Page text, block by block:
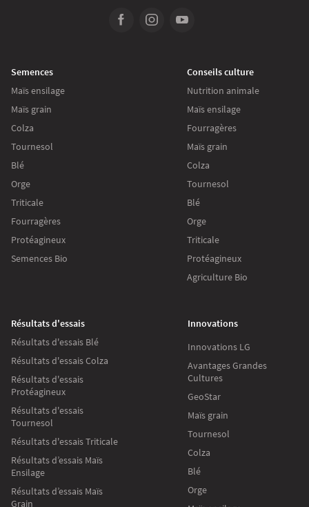
Semences
Maïs ensilage
Maïs grain
Colza
Tournesol
Blé
Orge
Triticale
Fourragères
Protéagineux
Semences Bio
Conseils culture
Nutrition animale
Maïs ensilage
Fourragères
Maïs grain
Colza
Tournesol
Blé
Orge
Triticale
Protéagineux
Agriculture Bio
Résultats d'essais
Résultats d'essais Blé
Résultats d'essais Colza
Résultats d'essais
Protéagineux
Résultats d'essais
Tournesol
Résultats d'essais Triticale
Résultats d’essais Maïs
Ensilage
Résultats d’essais Maïs
Grain
Innovations
Innovations LG
Avantages Grandes
Cultures
GeoStar
Maïs grain
Tournesol
Colza
Blé
Orge